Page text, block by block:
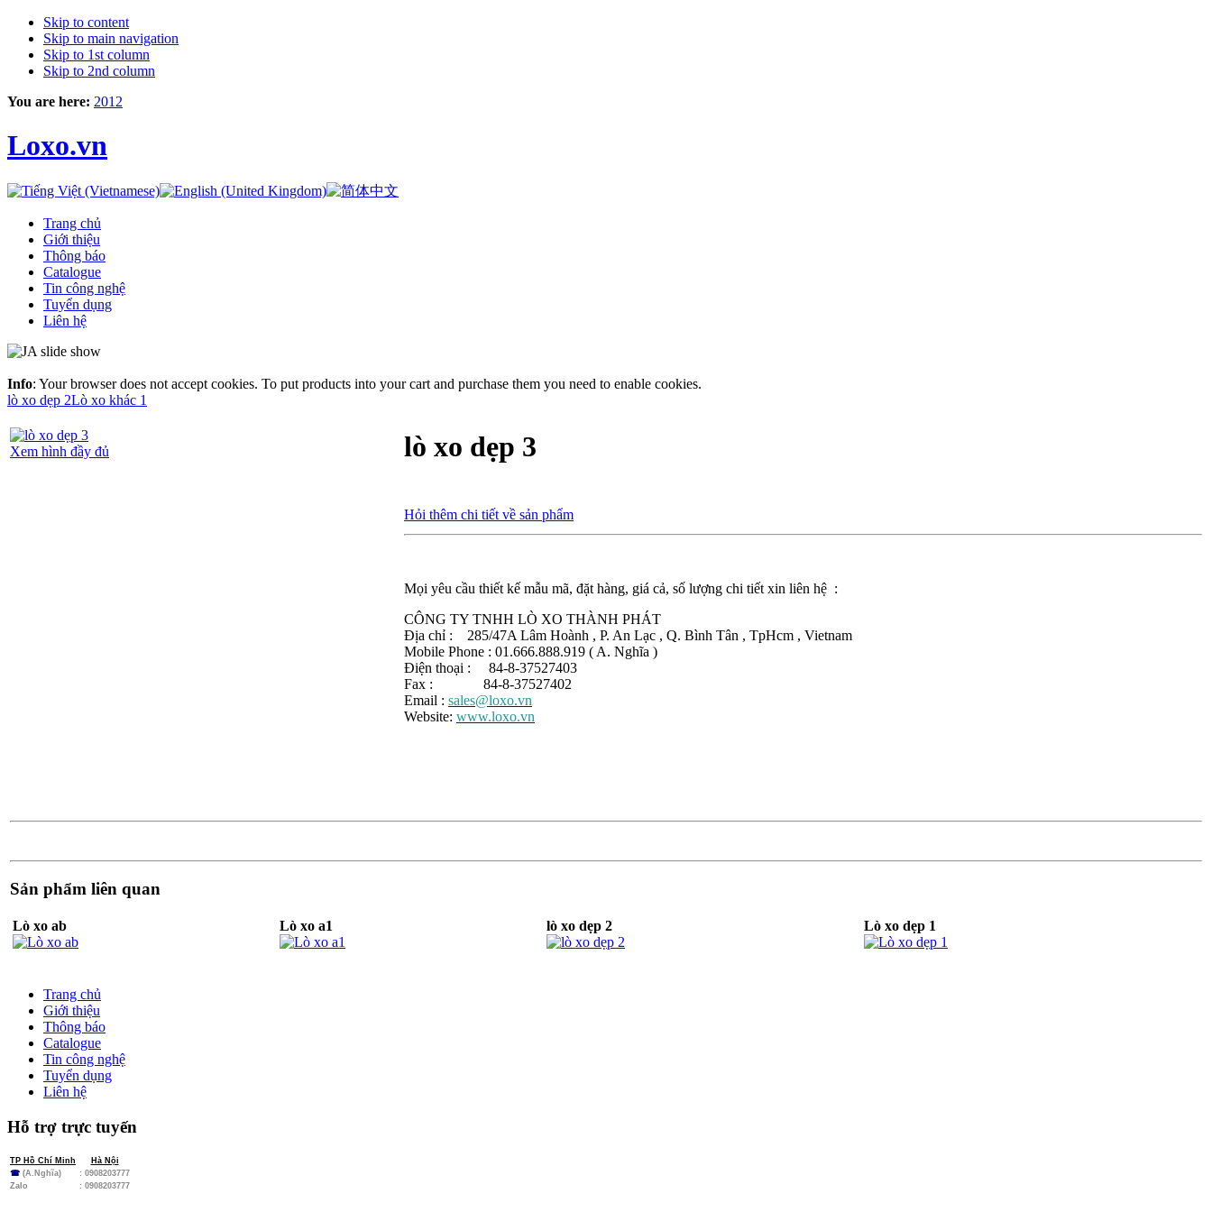
Skip to content
Skip to main navigation
Skip to 1st column
Skip to 2nd column
You are here: 2012
Loxo.vn
Trang chủ
Giới thiệu
Thông báo
Catalogue
Tin công nghệ
Tuyển dụng
Liên hệ
Info: Your browser does not accept cookies. To put products into your cart and purchase them you need to enable cookies.
lò xo dẹp 2Lò xo khác 1
Xem hình đầy đủ lò xo dẹp 3
Hỏi thêm chi tiết về sản phẩm
Mọi yêu cầu thiết kế mẫu mã, đặt hàng, giá cả, số lượng chi tiết xin liên hệ :
CÔNG TY TNHH LÒ XO THÀNH PHÁT
Địa chỉ : 285/47A Lâm Hoành , P. An Lạc , Q. Bình Tân , TpHcm , Vietnam
Mobile Phone : 01.666.888.919 ( A. Nghĩa )
Điện thoại : 84-8-37527403
Fax : 84-8-37527402
Email : sales@loxo.vn
Website: www.loxo.vn
Sản phẩm liên quan
Lò xo ab Lò xo a1 lò xo dẹp 2 Lò xo dẹp 1
Trang chủ
Giới thiệu
Thông báo
Catalogue
Tin công nghệ
Tuyển dụng
Liên hệ
Hỗ trợ trực tuyến
TP Hồ Chí Minh
Hà Nội
☎ (A.Nghĩa)
: 0908203777
Zalo
: 0908203777